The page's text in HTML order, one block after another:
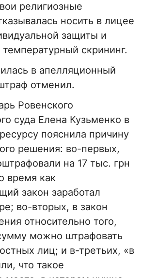
религиозные
носить в лицее
защиты и
скрининг.
в апелляционный
отменил.
Ровенского
суда Елена Кузьменко в
пояснила причину
решения: во-первых,
на 17 тыс. грн
время как
закон заработал
во-вторых, в закон
относительно того,
можно штрафовать
лиц; и в-третьих, «в
что такое